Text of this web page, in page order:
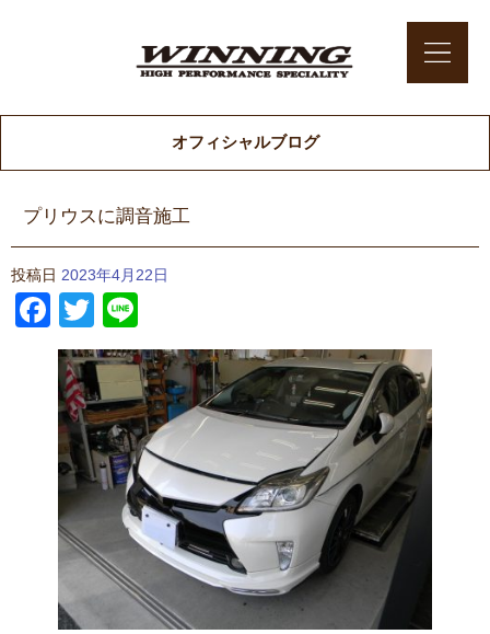
オフィシャルブログ
プリウスに調音施工
投稿日 2023年4月22日
Facebook
Twitter